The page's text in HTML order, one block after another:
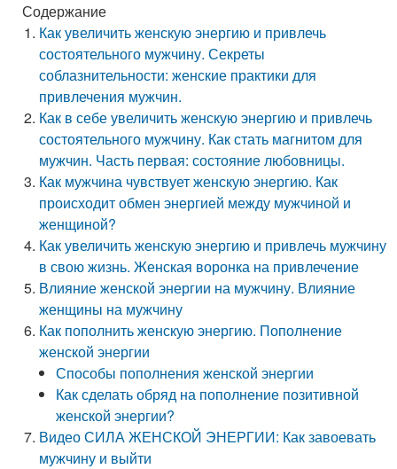
Содержание
Как увеличить женскую энергию и привлечь
состоятельного мужчину. Секреты
соблазнительности: женские практики для
привлечения мужчин.
Как в себе увеличить женскую энергию и привлечь
состоятельного мужчину. Как стать магнитом для
мужчин. Часть первая: состояние любовницы.
Как мужчина чувствует женскую энергию. Как
происходит обмен энергией между мужчиной и
женщиной?
Как увеличить женскую энергию и привлечь мужчину
в свою жизнь. Женская воронка на привлечение
Влияние женской энергии на мужчину. Влияние
женщины на мужчину
Как пополнить женскую энергию. Пополнение
женской энергии
Способы пополнения женской энергии
Как сделать обряд на пополнение позитивной
женской энергии?
Видео СИЛА ЖЕНСКОЙ ЭНЕРГИИ: Как завоевать
мужчину и выйти